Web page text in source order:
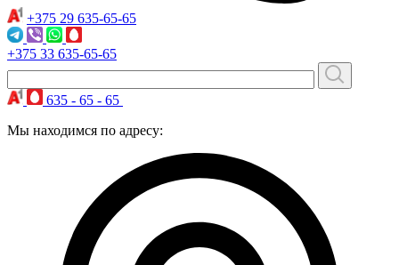
+375 29 635-65-65
+375 33 635-65-65
635 - 65 - 65
Мы находимся по адресу: